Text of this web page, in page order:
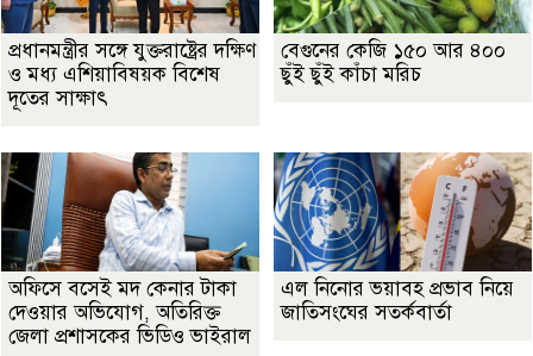
প্রধানমন্ত্রীর সঙ্গে যুক্তরাষ্ট্রের দক্ষিণ
ও মধ্য এশিয়াবিষয়ক বিশেষ
দূতের সাক্ষাৎ
বেগুনের কেজি ১৫০ আর ৪০০
ছুঁই ছুঁই কাঁচা মরিচ
অফিসে বসেই মদ কেনার টাকা
দেওয়ার অভিযোগ, অতিরিক্ত
জেলা প্রশাসকের ভিডিও ভাইরাল
এল নিনোর ভয়াবহ প্রভাব নিয়ে
জাতিসংঘের সতর্কবার্তা